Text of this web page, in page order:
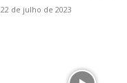
22 de julho de 2023